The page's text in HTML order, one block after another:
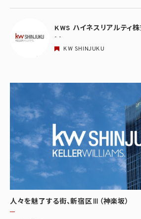
KWS ハイネスリアルティ
- -
KW SHINJUKU
人々を魅了する街、新宿区Ⅲ（神楽坂）